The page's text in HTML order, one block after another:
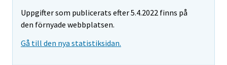
Uppgifter som publicerats efter 5.4.2022 finns på
den förnyade webbplatsen.
Gå till den nya statistiksidan.